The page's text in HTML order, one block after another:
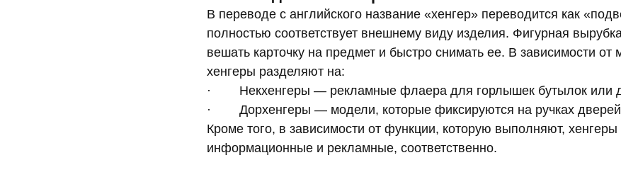
В переводе с английского название «хенгер» переводится как
полностью соответствует внешнему виду изделия. Фигурная
вешать карточку на предмет и быстро снимать ее. В зависимости от
хенгеры разделяют на:
· Некхенгеры — рекламные флаера для горлышек бутылок или
· Дорхенгеры — модели, которые фиксируются на ручках
Кроме того, в зависимости от функции, которую выполняют, хенгеры
информационные и рекламные, соответственно.